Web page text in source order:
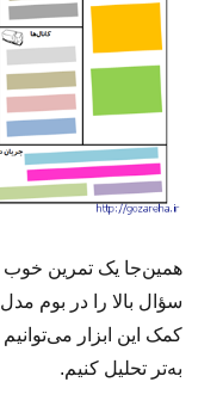
سؤال بالا را در بوم
کمک این ابزار
به‌تر تحلیل کنیم.